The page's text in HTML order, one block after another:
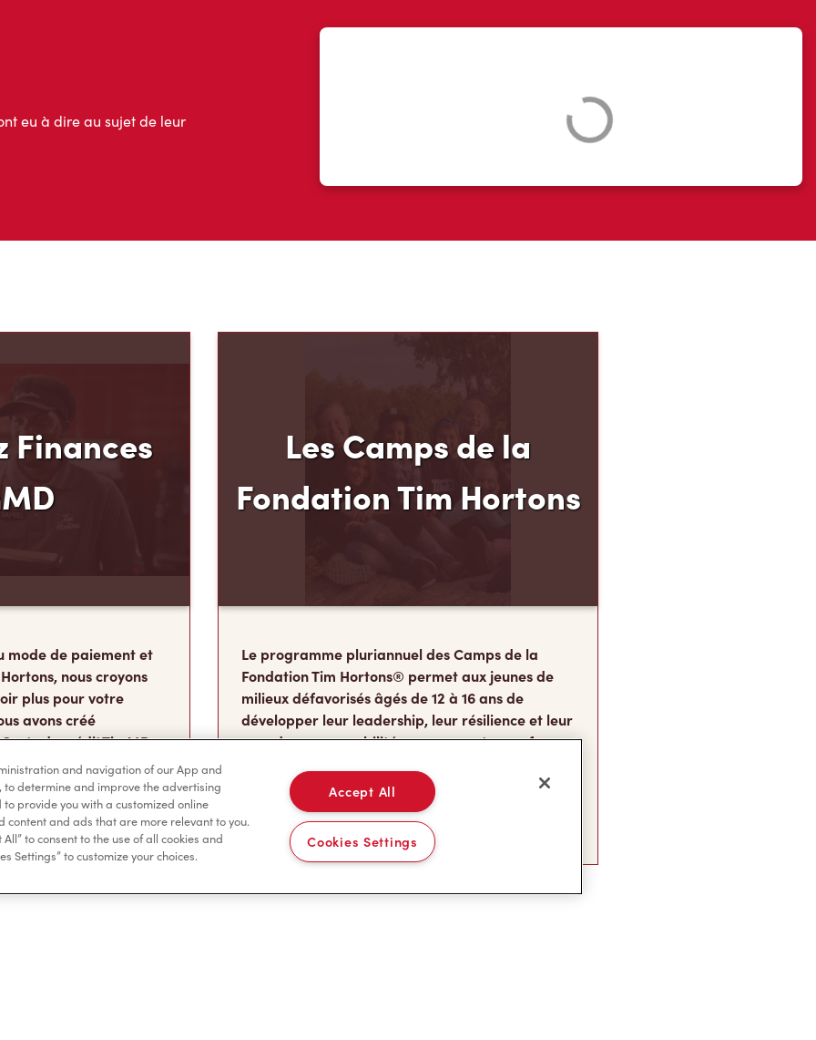
eu à dire au sujet de leur
Finances
mode de paiement et
nous croyons
plus pour votre
avons créé
de crédit TimMD,
magasinez.
Les Camps de la
Fondation Tim Hortons
Le programme pluriannuel des Camps de la
Fondation Tim Hortons® permet aux jeunes de
milieux défavorisés âgés de 12 à 16 ans de
développer leur leadership, leur résilience et leur
sens des responsabilités, au moment carrefour
deviendront à l’âge adulte.
Faire un don
and navigation of our App and
determine and improve the advertising
provide you with a customized online
and ads that are more relevant to you.
to consent to the use of all cookies and
Settings” to customize your choices.
Accept All
Cookies Settings